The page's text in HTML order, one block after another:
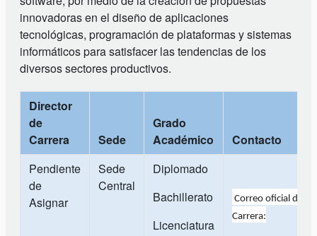
innovadoras en el diseño de aplicaciones
tecnológicas, programación de plataformas y sistemas
informáticos para satisfacer las tendencias de los
diversos sectores productivos.
Director
de
Carrera
Sede
Grado
Académico
Contacto
Pendiente
de
Asignar
Sede
Central
Diplomado
Bachillerato
Licenciatura
Correo oficial de la
Carrera: